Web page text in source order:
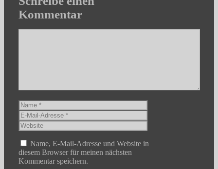
Kommentar
Name
Mail-
Adresse
Name, E-Mail-Adresse und Website in
diesem Browser für meinen nächsten
Kommentar speichern.